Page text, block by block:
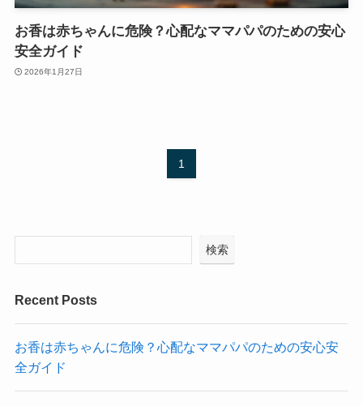
お香は赤ちゃんに危険？心配なママパパのための安心
安全ガイド
2026年1月27日
1
検索
Recent Posts
お香は赤ちゃんに危険？心配なママパパのための安心安
全ガイド